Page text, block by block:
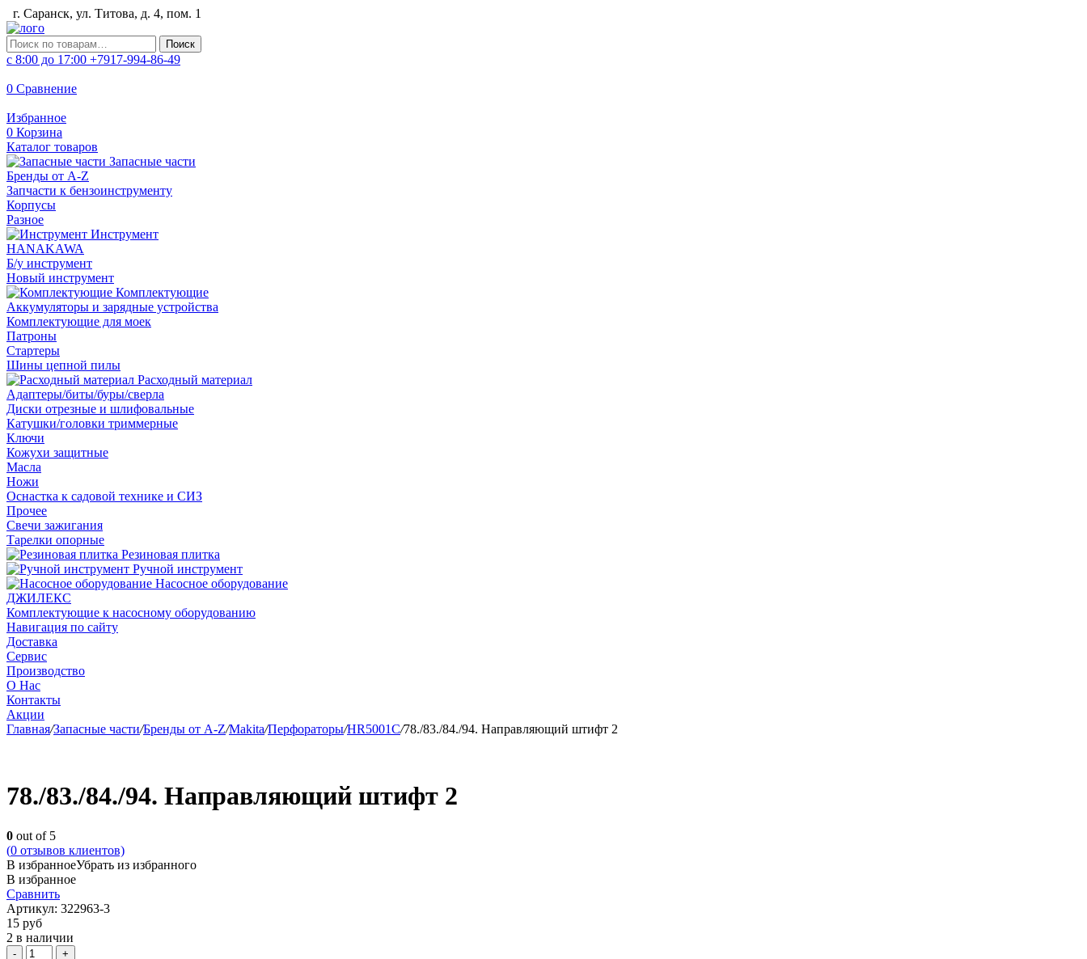
г. Саранск, ул. Титова, д. 4, пом. 1
Искать: Поиск
с 8:00 до 17:00 +7917-994-86-49
0 Сравнение
Избранное
0 Корзина
Каталог товаров
Запасные части
Бренды от A-Z
Запчасти к бензоинструменту
Корпусы
Разное
Инструмент
HANAKAWA
Б/у инструмент
Новый инструмент
Комплектующие
Аккумуляторы и зарядные устройства
Комплектующие для моек
Патроны
Стартеры
Шины цепной пилы
Расходный материал
Адаптеры/биты/буры/сверла
Диски отрезные и шлифовальные
Катушки/головки триммерные
Ключи
Кожухи защитные
Масла
Ножи
Оснастка к садовой технике и СИЗ
Прочее
Свечи зажигания
Тарелки опорные
Резиновая плитка
Ручной инструмент
Насосное оборудование
ДЖИЛЕКС
Комплектующие к насосному оборудованию
Навигация по сайту
Доставка
Сервис
Производство
О Нас
Контакты
Акции
Главная/Запасные части/Бренды от A-Z/Makita/Перфораторы/HR5001C/78./83./84./94. Направляющий штифт 2
78./83./84./94. Направляющий штифт 2
0 out of 5
(0 отзывов клиентов)
В избранноеУбрать из избранного
В избранное
Сравнить
Артикул: 322963-3
15 руб
2 в наличии
Quantity